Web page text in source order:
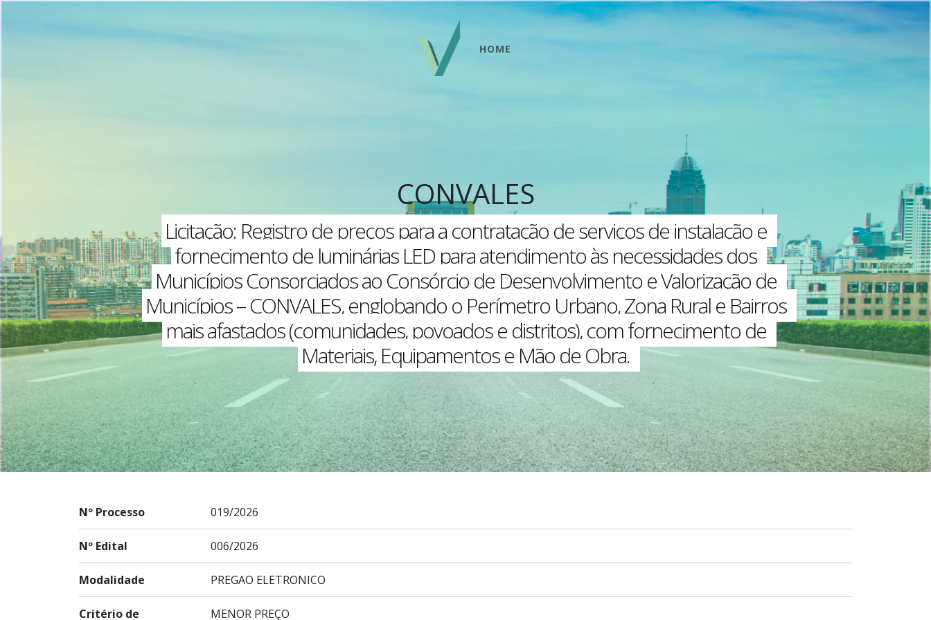
HOME
CONVALES
Licitação: Registro de preços para a contratação de serviços de instalação e
fornecimento de luminárias LED para atendimento às necessidades dos
Municípios Consorciados ao Consórcio de Desenvolvimento e Valorização de
Municípios – CONVALES, englobando o Perímetro Urbano, Zona Rural e Bairros
mais afastados (comunidades, povoados e distritos), com fornecimento de
Materiais, Equipamentos e Mão de Obra.
Nº Processo 019/2026
Nº Edital 006/2026
Modalidade PREGAO ELETRONICO
Critério de MENOR PREÇO